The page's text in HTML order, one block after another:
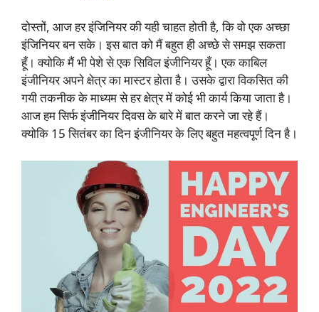
दोस्तों, आज हर इंजिनियर की यही चाहत होती है, कि वो एक अच्छा
इंजिनियर बन सके। इस बात को मैं बहुत ही अच्छे से समझ सकता
हूँ। क्योकि मैं भी पेशे से एक सिविल इंजीनियर हूँ। एक काबिल
इंजीनियर अपने क्षेत्र का मास्टर होता है। उसके द्वारा विकसित की
गयी तकनीक के माध्यम से हर क्षेत्र में कोई भी कार्य किया जाता है।
आज हम सिर्फ इंजीनियर दिवस के बारे में बात करने जा रहे हैं।
क्योकि 15 सितंबर का दिन इंजीनियर के लिए बहुत महत्वपूर्ण दिन है।